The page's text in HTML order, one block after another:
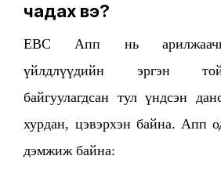
чадах вэ?
EBC Апп нь
үйлдлүүдийн эргэн
байгуулагдсан тул үндсэн
хурдан, цэвэрхэн байна. Апп
дэмжиж байна: